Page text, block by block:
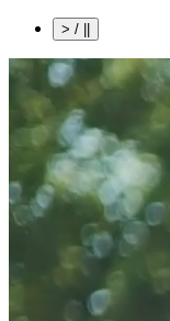
> / ||